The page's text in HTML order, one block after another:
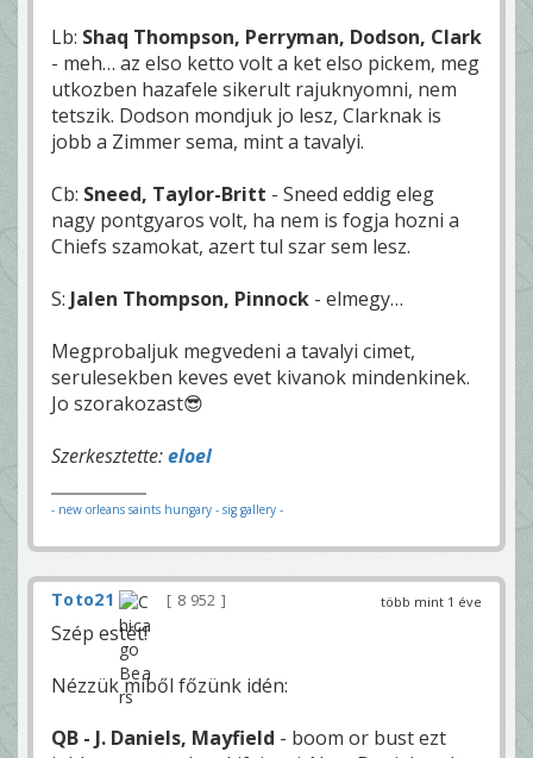
Lb: Shaq Thompson, Perryman, Dodson, Clark
- meh… az elso ketto volt a ket elso pickem, meg
utkozben hazafele sikerult rajuknyomni, nem
tetszik. Dodson mondjuk jo lesz, Clarknak is
jobb a Zimmer sema, mint a tavalyi.
Cb: Sneed, Taylor-Britt - Sneed eddig eleg
nagy pontgyaros volt, ha nem is fogja hozni a
Chiefs szamokat, azert tul szar sem lesz.
S: Jalen Thompson, Pinnock - elmegy…
Megprobaljuk megvedeni a tavalyi cimet,
serulesekben keves evet kivanok mindenkinek.
Jo szorakozast😎
Szerkesztette:eloel
- new orleans saints hungary - sig gallery -
több mint 1 éve
Toto21 8 952
Szép estét!
Nézzük miből főzünk idén:
QB - J. Daniels, Mayfield - boom or bust ezt